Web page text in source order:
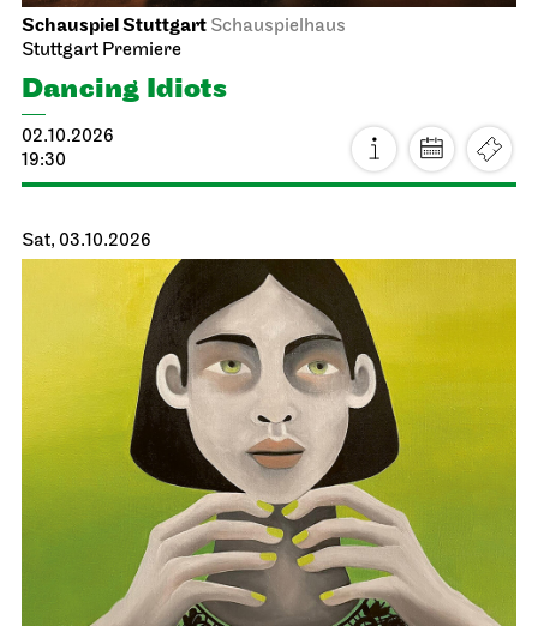
Schauspiel Stuttgart Schauspielhaus
Stuttgart Premiere
Dancing Idiots
02.10.2026
19:30
Sat, 03.10.2026